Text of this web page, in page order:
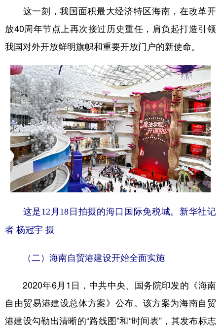
这一刻，我国面积最大经济特区海南，在改革开
放40周年节点上再次接过历史重任，肩负起打造引领
我国对外开放鲜明旗帜和重要开放门户的新使命。
这是12月18日拍摄的海口国际免税城。新华社记
者 杨冠宇 摄
（二）海南自贸港建设开始全面实施
2020年6月1日，中共中央、国务院印发的《海南
自由贸易港建设总体方案》公布。该方案为海南自贸
港建设勾勒出清晰的“路线图”和“时间表”，其发布标志